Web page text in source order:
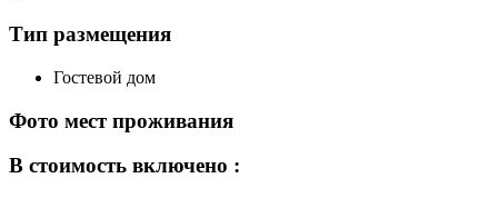
Тип размещения
Гостевой дом
Фото мест проживания
В стоимость включено :